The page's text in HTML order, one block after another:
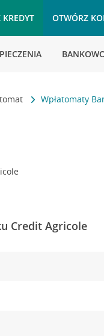
KREDYT OTWÓRZ
Wpłatomaty
Credit Agricole